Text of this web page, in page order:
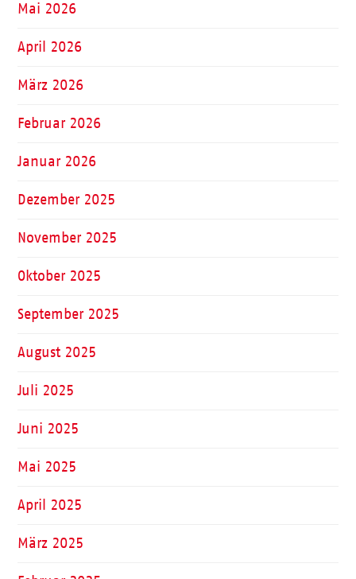
Mai 2026
April 2026
März 2026
Februar 2026
Januar 2026
Dezember 2025
November 2025
Oktober 2025
September 2025
August 2025
Juli 2025
Juni 2025
Mai 2025
April 2025
März 2025